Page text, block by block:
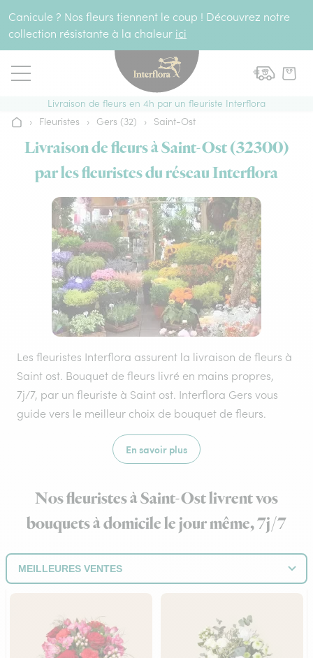
Canicule ? Nos fleurs tiennent le coup ! Découvrez notre
collection résistante à la chaleur ici
Livraison de fleurs en 4h par un fleuriste Interflora
Accueil
› Fleuristes › Gers (32) › Saint-Ost
Livraison de fleurs à Saint-Ost (32300)
par les fleuristes du réseau Interflora
Les fleuristes Interflora assurent la livraison de fleurs à
Saint ost. Bouquet de fleurs livré en mains propres,
7j/7, par un fleuriste à Saint ost. Interflora Gers vous
guide vers le meilleur choix de bouquet de fleurs.
En savoir plus
Nos fleuristes à Saint-Ost livrent vos
bouquets à domicile le jour même, 7j/7